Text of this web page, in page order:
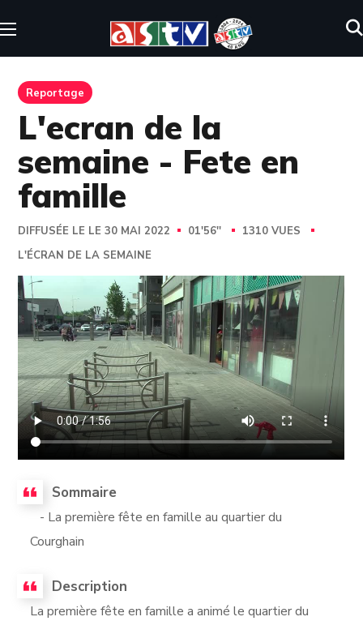
Reportage
L'ecran de la
semaine - Fete en
famille
DIFFUSÉE LE LE 30 MAI 2022 01'56''
1310 VUES
L'ÉCRAN DE LA SEMAINE
Sommaire
- La première fête en famille au quartier du
Courghain
Description
La première fête en famille a animé le quartier du